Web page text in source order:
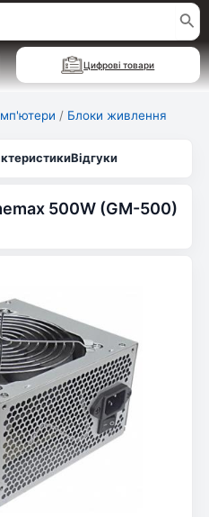
Цифрові товари
/ Блоки живлення
Відгуки
500W (GM-500)